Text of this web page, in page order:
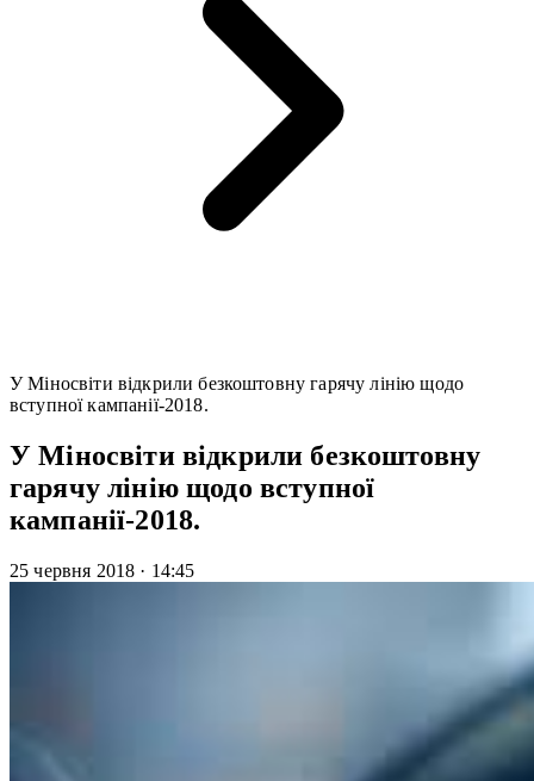
У Міносвіти відкрили безкоштовну гарячу лінію щодо
вступної кампанії-2018.
У Міносвіти відкрили безкоштовну
гарячу лінію щодо вступної
кампанії-2018.
25 червня 2018 · 14:45